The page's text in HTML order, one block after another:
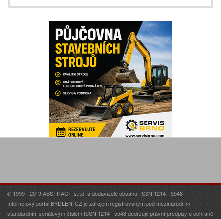
© 1999 - 2019 ABSTRACT, s.r.o. a dodavatelé obsahu. ISSN 1214 - 5548
Internetový portál BYDLENÍ.CZ je zdrojem registrovaným pod mezinárodním
standardním seriálovým číslem ISSN 1214 - 5548 dodržuje právní předpisy o ochraně